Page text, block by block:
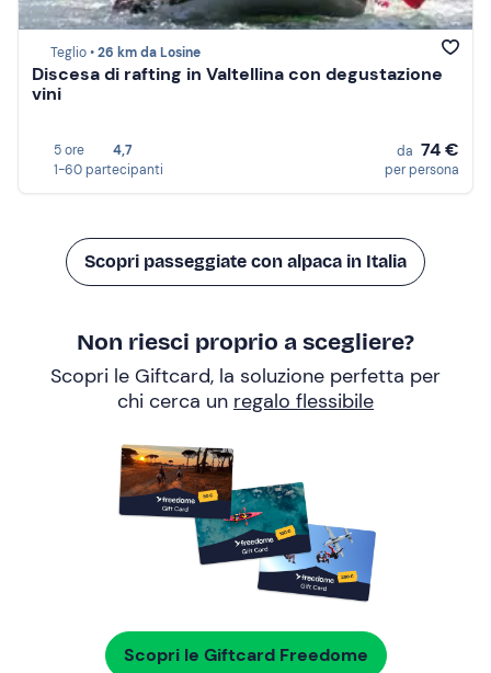
Teglio •26 km da Losine
Discesa di rafting in Valtellina con degustazione
vini
5 ore
4,7
1-60 partecipanti
da 74 €
per persona
Scopri passeggiate con alpaca in Italia
Non riesci proprio a scegliere?
Scopri le Giftcard, la soluzione perfetta per
chi cerca un regalo flessibile
Scopri le Giftcard Freedome